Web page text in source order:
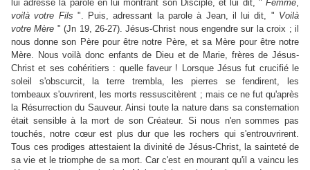
lui adresse la parole en lui montrant son Disciple, et lui dit, " Femme,
voilà votre Fils ". Puis, adressant la parole à Jean, il lui dit, " Voilà
votre Mère " (Jn 19, 26-27). Jésus-Christ nous engendre sur la croix ; il
nous donne son Père pour être notre Père, et sa Mère pour être notre
Mère. Nous voilà donc enfants de Dieu et de Marie, frères de Jésus-
Christ et ses cohéritiers : quelle faveur ! Lorsque Jésus fut crucifié le
soleil s'obscurcit, la terre trembla, les pierres se fendirent, les
tombeaux s'ouvrirent, les morts ressuscitèrent ; mais ce ne fut qu'après
la Résurrection du Sauveur. Ainsi toute la nature dans sa consternation
était sensible à la mort de son Créateur. Si nous n'en sommes pas
touchés, notre cœur est plus dur que les rochers qui s'entrouvrirent.
Tous ces prodiges attestaient la divinité de Jésus-Christ, la sainteté de
sa vie et le triomphe de sa mort. Car c'est en mourant qu'il a vaincu les